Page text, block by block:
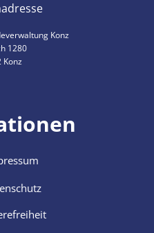
Konz
1280
Konz